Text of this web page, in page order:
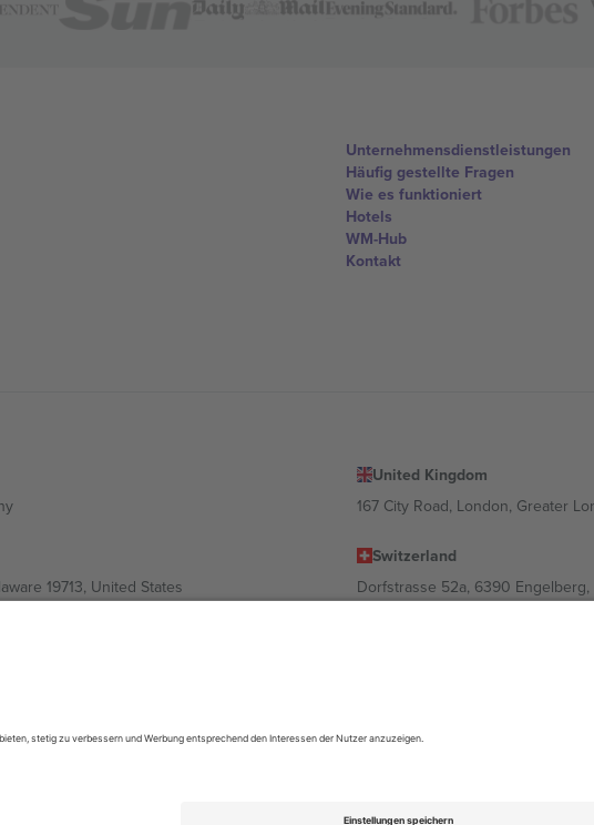
Unternehmensdienstleistungen
Häufig gestellte Fragen
Wie es funktioniert
Hotels
WM-Hub
Kontakt
United Kingdom
167 City Road, London, Greater
19713, United States
Switzerland
Dorfstrasse 52a, 6390 Engelberg,
Sofia, Bulgaria
06700 Ciudad de México, CDMX, Mexico
© 2026 Ticombo. Alle Rechte vorbehalten.